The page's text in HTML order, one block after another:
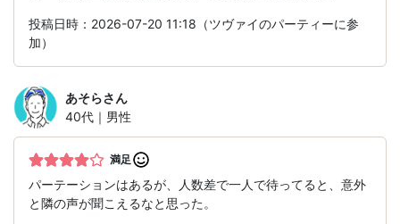
投稿日時：2026-07-20 11:18（ツヴァイのパーティーに参
加）
あそらさん
40代｜男性
満足
パーテーションはあるが、人数差で一人で待ってると、意外
と隣の声が聞こえるなと思った。